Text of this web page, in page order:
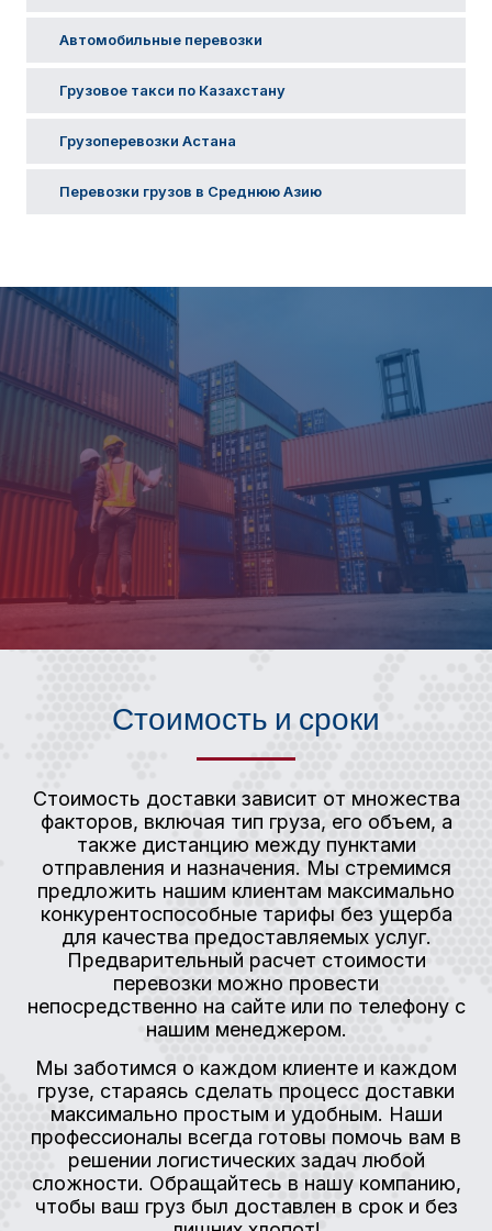
Автомобильные перевозки
Грузовое такси по Казахстану
Грузоперевозки Астана
Перевозки грузов в Среднюю Азию
Стоимость и сроки
Стоимость доставки зависит от множества
факторов, включая тип груза, его объем, а
также дистанцию между пунктами
отправления и назначения. Мы стремимся
предложить нашим клиентам максимально
конкурентоспособные тарифы без ущерба
для качества предоставляемых услуг.
Предварительный расчет стоимости
перевозки можно провести
непосредственно на сайте или по телефону с
нашим менеджером.
Мы заботимся о каждом клиенте и каждом
грузе, стараясь сделать процесс доставки
максимально простым и удобным. Наши
профессионалы всегда готовы помочь вам в
решении логистических задач любой
сложности. Обращайтесь в нашу компанию,
чтобы ваш груз был доставлен в срок и без